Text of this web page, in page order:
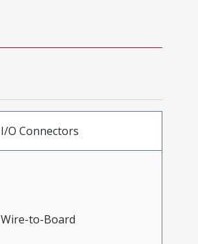
I/O Connectors
Wire-to-Board